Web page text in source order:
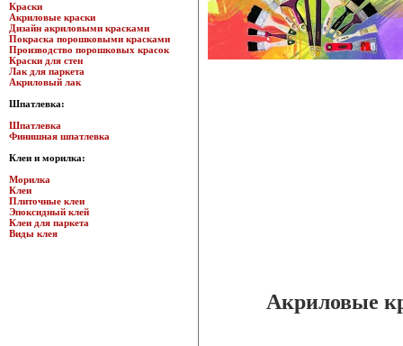
Краски
Акриловые краски
Дизайн акриловыми красками
Покраска порошковыми красками
Производство порошковых красок
Краски для стен
Лак для паркета
Акриловый лак
Шпатлевка:
Шпатлевка
Финишная шпатлевка
Клеи и морилка:
Морилка
Клеи
Плиточные клеи
Эпоксидный клей
Клеи для паркета
Виды клея
Акриловые